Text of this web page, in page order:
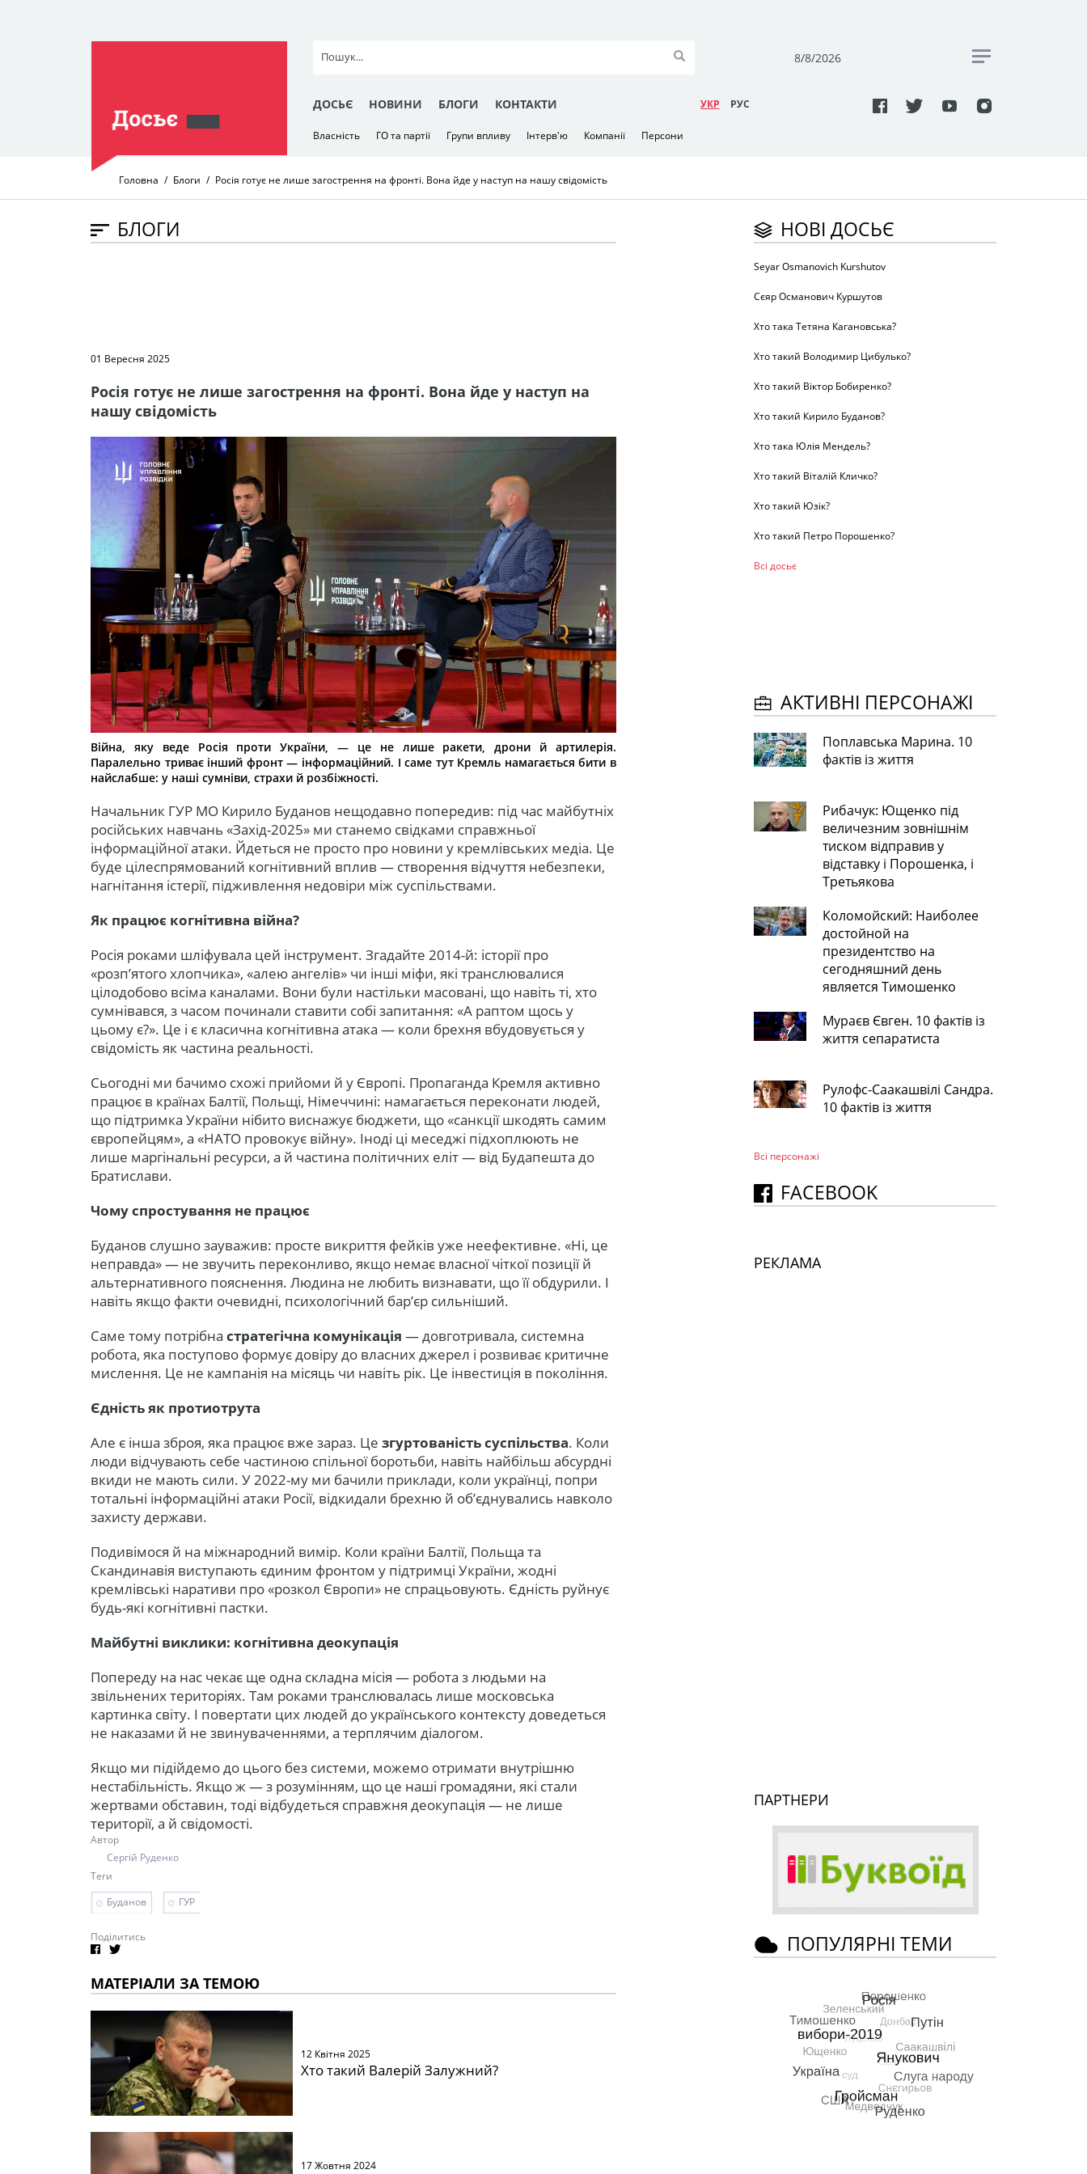
8/8/2026
ДОСЬЄ НОВИНИ БЛОГИ КОНТАКТИ УКР РУC
Власність ГО та партії Групи впливу Інтерв'ю Компанії Персони
Головна Блоги Росія готує не лише загострення на фронті. Вона йде у наступ на нашу свідомість
БЛОГИ
01 Вересня 2025
Росія готує не лише загострення на фронті. Вона йде у наступ на
нашу свідомість
Війна, яку веде Росія проти України, — це не лише ракети, дрони й артилерія.
Паралельно триває інший фронт — інформаційний. І саме тут Кремль намагається бити в
найслабше: у наші сумніви, страхи й розбіжності.
Начальник ГУР МО Кирило Буданов нещодавно попередив: під час майбутніх
російських навчань «Захід-2025» ми станемо свідками справжньої
інформаційної атаки. Йдеться не просто про новини у кремлівських медіа. Це
буде цілеспрямований когнітивний вплив — створення відчуття небезпеки,
нагнітання істерії, підживлення недовіри між суспільствами.
Як працює когнітивна війна?
Росія роками шліфувала цей інструмент. Згадайте 2014-й: історії про
«розп’ятого хлопчика», «алею ангелів» чи інші міфи, які транслювалися
цілодобово всіма каналами. Вони були настільки масовані, що навіть ті, хто
сумнівався, з часом починали ставити собі запитання: «А раптом щось у
цьому є?». Це і є класична когнітивна атака — коли брехня вбудовується у
свідомість як частина реальності.
Сьогодні ми бачимо схожі прийоми й у Європі. Пропаганда Кремля активно
працює в країнах Балтії, Польщі, Німеччині: намагається переконати людей,
що підтримка України нібито виснажує бюджети, що «санкції шкодять самим
європейцям», а «НАТО провокує війну». Іноді ці меседжі підхоплюють не
лише маргінальні ресурси, а й частина політичних еліт — від Будапешта до
Братислави.
Чому спростування не працює
Буданов слушно зауважив: просте викриття фейків уже неефективне. «Ні, це
неправда» — не звучить переконливо, якщо немає власної чіткої позиції й
альтернативного пояснення. Людина не любить визнавати, що її обдурили. І
навіть якщо факти очевидні, психологічний бар’єр сильніший.
Саме тому потрібна стратегічна комунікація — довготривала, системна
робота, яка поступово формує довіру до власних джерел і розвиває критичне
мислення. Це не кампанія на місяць чи навіть рік. Це інвестиція в покоління.
Єдність як протиотрута
Але є інша зброя, яка працює вже зараз. Це згуртованість суспільства. Коли
люди відчувають себе частиною спільної боротьби, навіть найбільш абсурдні
вкиди не мають сили. У 2022-му ми бачили приклади, коли українці, попри
тотальні інформаційні атаки Росії, відкидали брехню й об’єднувались навколо
захисту держави.
Подивімося й на міжнародний вимір. Коли країни Балтії, Польща та
Скандинавія виступають єдиним фронтом у підтримці України, жодні
кремлівські наративи про «розкол Європи» не спрацьовують. Єдність руйнує
будь-які когнітивні пастки.
Майбутні виклики: когнітивна деокупація
Попереду на нас чекає ще одна складна місія — робота з людьми на
звільнених територіях. Там роками транслювалась лише московська
картинка світу. І повертати цих людей до українського контексту доведеться
не наказами й не звинуваченнями, а терплячим діалогом.
Якщо ми підійдемо до цього без системи, можемо отримати внутрішню
нестабільність. Якщо ж — з розумінням, що це наші громадяни, які стали
жертвами обставин, тоді відбудеться справжня деокупація — не лише
території, а й свідомості.
Автор
Сергій Руденко
Теги
Буданов
ГУР
Поділитись
МАТЕРІАЛИ ЗА ТЕМОЮ
12 Квітня 2025
Хто такий Валерій Залужний?
17 Жовтня 2024
НОВІ ДОСЬЄ
Seyar Osmanovich Kurshutov
Сєяр Османович Куршутов
Хто така Тетяна Кагановська?
Хто такий Володимир Цибулько?
Хто такий Віктор Бобиренко?
Хто такий Кирило Буданов?
Хто така Юлія Мендель?
Хто такий Віталій Кличко?
Хто такий Юзік?
Хто такий Петро Порошенко?
Всі досьє
АКТИВНІ ПЕРСОНАЖІ
Поплавська Марина. 10
фактів із життя
Рибачук: Ющенко під
величезним зовнішнім
тиском відправив у
відставку і Порошенка, і
Третьякова
Коломойский: Наиболее
достойной на
президентство на
сегодняшний день
является Тимошенко
Мураєв Євген. 10 фактів із
життя сепаратиста
Рулофс-Саакашвілі Сандра.
10 фактів із життя
Всі персонажi
FACEBOOK
РЕКЛАМА
ПАРТНЕРИ
ПОПУЛЯРНІ ТЕМИ